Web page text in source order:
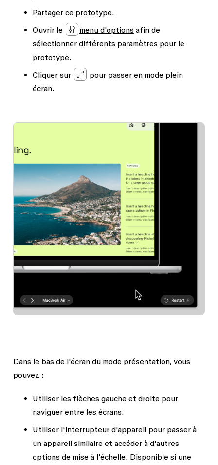
Partager ce prototype.
Ouvrir le
menu d'optionsafin de
sélectionner différents paramètres pour le
prototype.
Cliquer sur
pour passer en mode plein
écran.
Dans le bas de l'écran du mode présentation, vous
pouvez :
Utiliser les flèches gauche et droite pour
naviguer entre les écrans.
Utiliser l'interrupteur d'appareilpour passer à
un appareil similaire et accéder à d'autres
options de mise à l'échelle. Disponible si une